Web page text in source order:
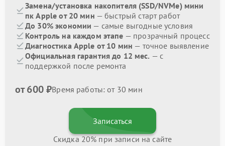
Замена/установка накопителя (SSD/NVMe) мини
пк Apple от 20 мин — быстрый старт работ
До 30% экономии — самые выгодные условия
Контроль на каждом этапе — прозрачный процесс
Диагностика Apple от 10 мин — точное выявление
Официальная гарантия до 12 мес. — с
поддержкой после ремонта
от 600 ₽Время работы: от 30 мин
Записаться
Скидка 20% при записи на сайте